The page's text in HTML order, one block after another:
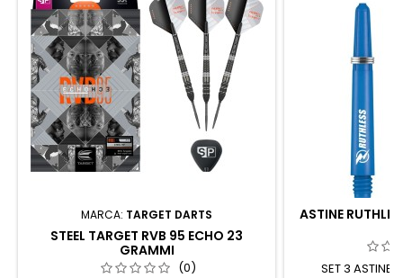
MARCA: TARGET DARTS
STEEL TARGET RVB 95 ECHO 23
GRAMMI
(0)
ASTINE
SET 3 ASTINE